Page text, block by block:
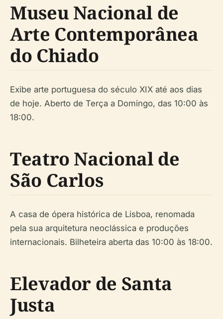
Museu Nacional de
Arte Contemporânea
do Chiado
Exibe arte portuguesa do século XIX até aos dias
de hoje. Aberto de Terça a Domingo, das 10:00 às
18:00.
Teatro Nacional de
São Carlos
A casa de ópera histórica de Lisboa, renomada
pela sua arquitetura neoclássica e produções
internacionais. Bilheteira aberta das 10:00 às 18:00.
Elevador de Santa
Justa